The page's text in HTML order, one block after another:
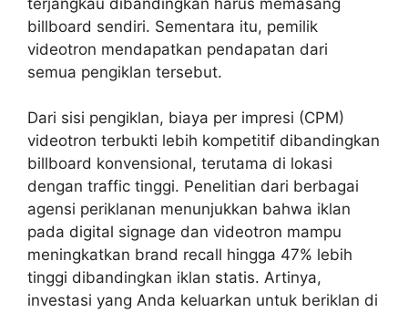
billboard sendiri. Sementara itu, pemilik
videotron mendapatkan pendapatan dari
semua pengiklan tersebut.
Dari sisi pengiklan, biaya per impresi (CPM)
videotron terbukti lebih kompetitif dibandingkan
billboard konvensional, terutama di lokasi
dengan traffic tinggi. Penelitian dari berbagai
agensi periklanan menunjukkan bahwa iklan
pada digital signage dan videotron mampu
meningkatkan brand recall hingga 47% lebih
tinggi dibandingkan iklan statis. Artinya,
investasi yang Anda keluarkan untuk beriklan di